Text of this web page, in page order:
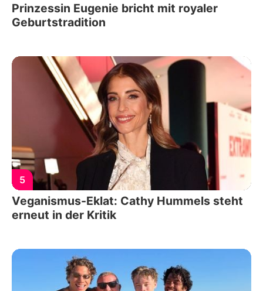
Prinzessin Eugenie bricht mit royaler
Geburtstradition
5
Veganismus-Eklat: Cathy Hummels steht
erneut in der Kritik